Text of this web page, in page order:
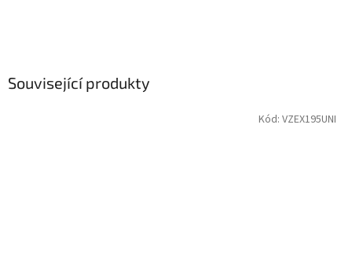
Související produkty
Kód: VZEX195UNI